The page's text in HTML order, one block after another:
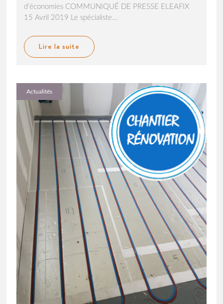
d’économies COMMUNIQUÉ DE PRESSE ELEAFIX
15 Avril 2019 Le spécialiste...
Lire la suite
Actualités